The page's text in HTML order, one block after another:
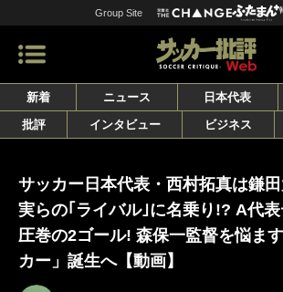
Group Site
新着 ニュース 日本代表
批評
インタビュー ビジネス
サッカー日本代表・西村拓真は鎌
実らの｢ライバル｣に名乗り!? A代
圧巻の2ゴール! 森保一監督を悩ま
カー」誕生へ【動画】